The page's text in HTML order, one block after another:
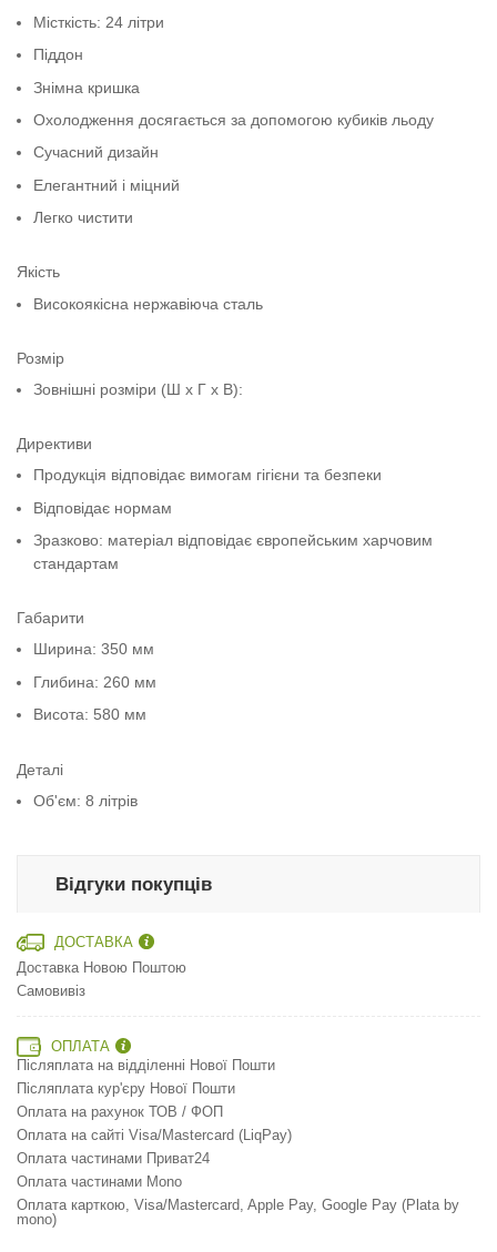
Місткість: 24 літри
Піддон
Знімна кришка
Охолодження досягається за допомогою кубиків льоду
Сучасний дизайн
Елегантний і міцний
Легко чистити
Якість
Високоякісна нержавіюча сталь
Розмір
Зовнішні розміри (Ш x Г x В):
Директиви
Продукція відповідає вимогам гігієни та безпеки
Відповідає нормам
Зразково: матеріал відповідає європейським харчовим
стандартам
Габарити
Ширина: 350 мм
Глибина: 260 мм
Висота: 580 мм
Деталі
Об'єм: 8 літрів
Відгуки покупців
ДОСТАВКА
Доставка Новою Поштою
Самовивіз
ОПЛАТА
Післяплата на відділенні Нової Пошти
Післяплата кур'єру Нової Пошти
Оплата на рахунок ТОВ / ФОП
Оплата на сайті Visa/Mastercard (LiqPay)
Оплата частинами Приват24
Оплата частинами Mono
Оплата карткою, Visa/Mastercard, Apple Pay, Google Pay (Plata by
mono)